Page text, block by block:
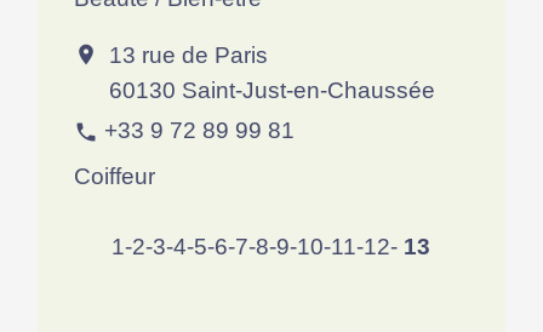
location_on
13 rue de Paris
60130 Saint-Just-en-Chaussée
phone +33 9 72 89 99 81
Coiffeur
1-2-3-4-5-6-7-8-9-10-11-12- 13